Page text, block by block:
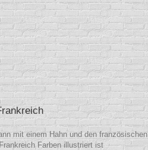
mit einem Hahn und den französischen
Farben illustriert ist